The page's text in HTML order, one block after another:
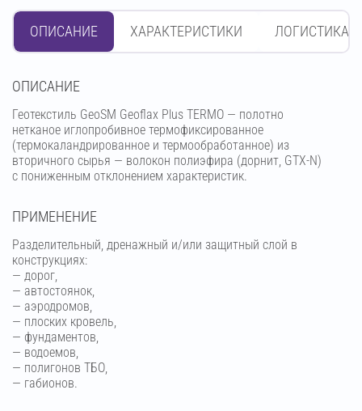
ОПИСАНИЕ ХАРАКТЕРИСТИКИ ЛОГИСТИКА
OПИСАНИЕ
Геотекстиль GeoSM Geoflax Plus TERMO — полотно
нетканое иглопробивное термофиксированное
(термокаландрированное и термообработанное) из
вторичного сырья — волокон полиэфира (дорнит, GTX-N)
с пониженным отклонением характеристик.
ПРИМЕНЕНИЕ
Разделительный, дренажный и/или защитный слой в
конструкциях:
— дорог,
— автостоянок,
— аэродромов,
— плоских кровель,
— фундаментов,
— водоемов,
— полигонов ТБО,
— габионов.